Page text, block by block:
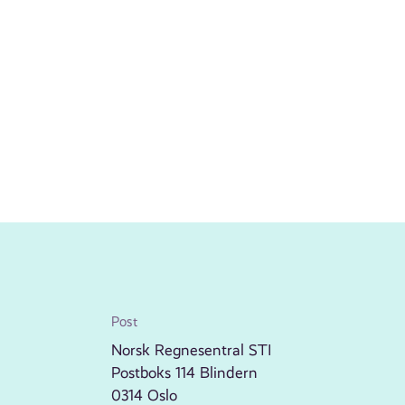
Post
Norsk Regnesentral STI
Postboks 114 Blindern
0314 Oslo